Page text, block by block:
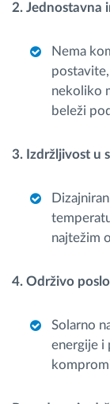
2. Jednostavna
Nema
nekoliko
beleži
3. Izdržljivost u
najtežim
4. Održivo
Solarno
energije i